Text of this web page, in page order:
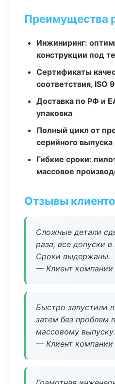
Преимущества
Инжиниринг:
конструкции под
Сертификаты
соответствия, ISO
Доставка по РФ и
упаковка
Полный цикл от
серийного выпуска
Гибкие сроки:
массовое
Отзывы
Сложные детали
раза, все допуски
Сроки выдержаны.
— Клиент компании
Быстро запустили
затем без проблем
массовому выпуску.
— Клиент компании